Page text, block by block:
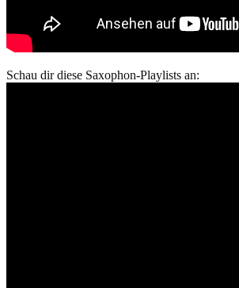
Schau dir diese Saxophon-Playlists an: